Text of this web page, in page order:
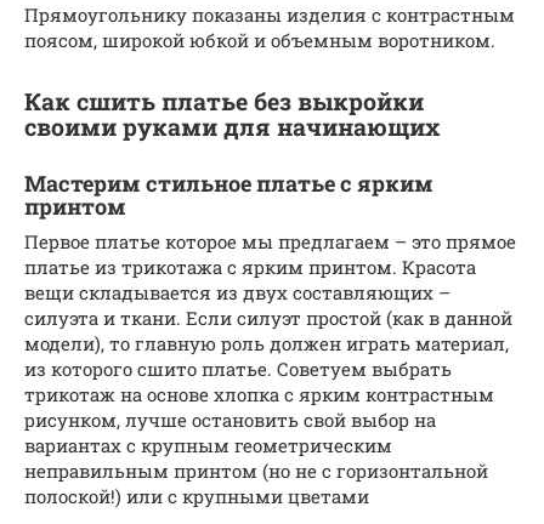
Прямоугольнику показаны изделия с контрастным
поясом, широкой юбкой и объемным воротником.
Как сшить платье без выкройки
своими руками для начинающих
Мастерим стильное платье с ярким
принтом
Первое платье которое мы предлагаем – это прямое
платье из трикотажа с ярким принтом. Красота
вещи складывается из двух составляющих –
силуэта и ткани. Если силуэт простой (как в данной
модели), то главную роль должен играть материал,
из которого сшито платье. Советуем выбрать
трикотаж на основе хлопка с ярким контрастным
рисунком, лучше остановить свой выбор на
вариантах с крупным геометрическим
неправильным принтом (но не с горизонтальной
полоской!) или с крупными цветами